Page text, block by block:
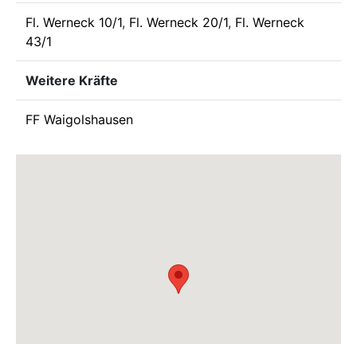
Fl. Werneck 10/1, Fl. Werneck 20/1, Fl. Werneck
43/1
Weitere Kräfte
FF Waigolshausen